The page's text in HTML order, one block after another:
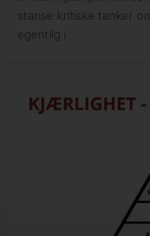
stanse kritiske tanker
egentlig i